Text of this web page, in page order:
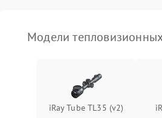
Неисправность системы
защиты от
1500 ₽
Модели
iRay Tube TL35 (v2)